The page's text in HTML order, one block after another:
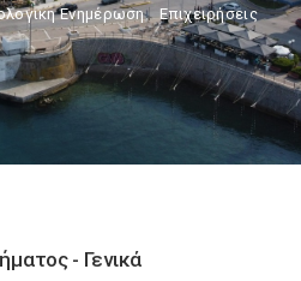
Ενημέρωση, Επιχειρήσεις
- Γενικά